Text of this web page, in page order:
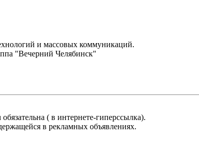
и массовых коммуникаций.
"Вечерний Челябинск"
( в интернете-гиперссылка).
в рекламных объявлениях.